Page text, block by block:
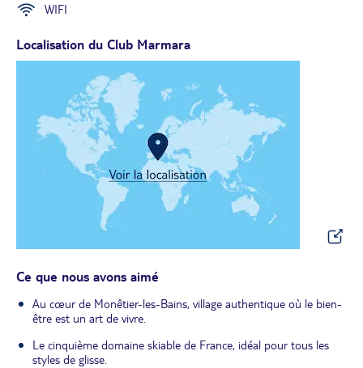
WIFI
Localisation du Club Marmara
Ce que nous avons aimé
Au cœur de Monêtier-les-Bains, village authentique où le bien-
être est un art de vivre.
Le cinquième domaine skiable de France, idéal pour tous les
styles de glisse.